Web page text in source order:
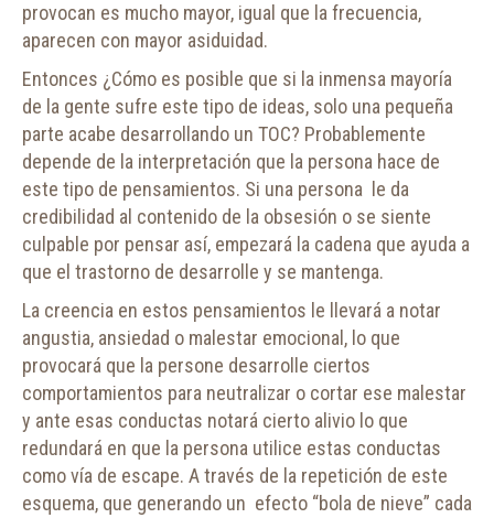
provocan es mucho mayor, igual que la frecuencia,
aparecen con mayor asiduidad.
Entonces ¿Cómo es posible que si la inmensa mayoría
de la gente sufre este tipo de ideas, solo una pequeña
parte acabe desarrollando un TOC? Probablemente
depende de la interpretación que la persona hace de
este tipo de pensamientos. Si una persona le da
credibilidad al contenido de la obsesión o se siente
culpable por pensar así, empezará la cadena que ayuda a
que el trastorno de desarrolle y se mantenga.
La creencia en estos pensamientos le llevará a notar
angustia, ansiedad o malestar emocional, lo que
provocará que la persone desarrolle ciertos
comportamientos para neutralizar o cortar ese malestar
y ante esas conductas notará cierto alivio lo que
redundará en que la persona utilice estas conductas
como vía de escape. A través de la repetición de este
esquema, que generando un efecto “bola de nieve” cada